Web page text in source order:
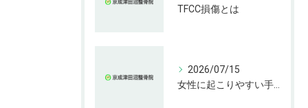
TFCC損傷とは
2026/07/15